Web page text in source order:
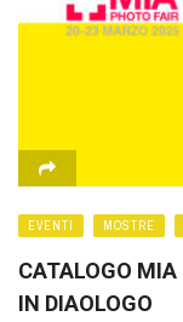
EVENTI MOSTRE
CATALOGO
IN DIAOLOGO